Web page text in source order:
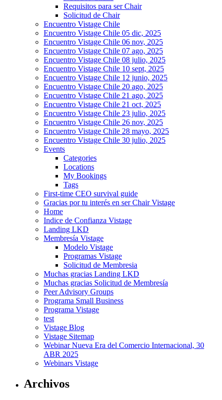
Requisitos para ser Chair
Solicitud de Chair
Encuentro Vistage Chile
Encuentro Vistage Chile 05 dic, 2025
Encuentro Vistage Chile 06 nov, 2025
Encuentro Vistage Chile 07 ago, 2025
Encuentro Vistage Chile 08 julio, 2025
Encuentro Vistage Chile 10 sept, 2025
Encuentro Vistage Chile 12 junio, 2025
Encuentro Vistage Chile 20 ago, 2025
Encuentro Vistage Chile 21 ago, 2025
Encuentro Vistage Chile 21 oct, 2025
Encuentro Vistage Chile 23 julio, 2025
Encuentro Vistage Chile 26 nov, 2025
Encuentro Vistage Chile 28 mayo, 2025
Encuentro Vistage Chile 30 julio, 2025
Events
Categories
Locations
My Bookings
Tags
First-time CEO survival guide
Gracias por tu interés en ser Chair Vistage
Home
Indice de Confianza Vistage
Landing LKD
Membresía Vistage
Modelo Vistage
Programas Vistage
Solicitud de Membresia
Muchas gracias Landing LKD
Muchas gracias Solicitud de Membresía
Peer Advisory Groups
Programa Small Business
Programa Vistage
test
Vistage Blog
Vistage Sitemap
Webinar Nueva Era del Comercio Internacional, 30
ABR 2025
Webinars Vistage
Archivos